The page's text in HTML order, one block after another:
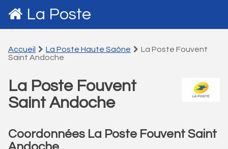
La Poste
Accueil La Poste Haute Saône
La Poste Fouvent
Saint Andoche
La Poste Fouvent
Saint Andoche
Coordonnées La Poste Fouvent Saint